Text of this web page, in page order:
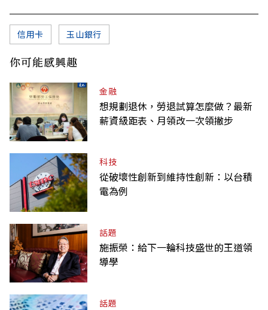
信用卡 玉山銀行
你可能感興趣
金融
想規劃退休，勞退試算怎麼做？最新
薪資級距表、月領改一次領撇步
科技
從破壞性創新到維持性創新：以台積
電為例
話題
施振榮：給下一輪科技盛世的王道領
導學
話題